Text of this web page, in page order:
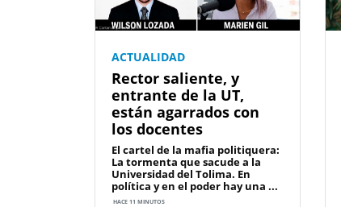
ACTUALIDAD
Rector saliente, y
entrante de la UT,
están agarrados con
los docentes
El cartel de la mafia politiquera:
La tormenta que sacude a la
Universidad del Tolima. En
política y en el poder hay una ...
HACE 11 MINUTOS